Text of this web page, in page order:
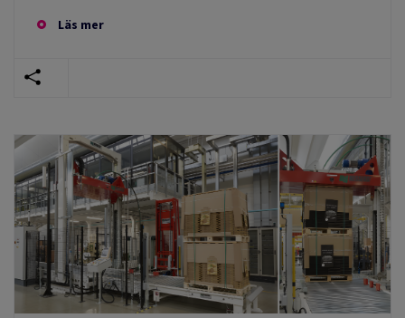
Läs mer